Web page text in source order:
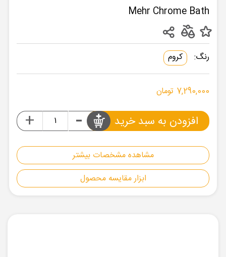
Mehr Chrome Bath
مشاهده مشخصات بیشتر
ابزار مقایسه محصول
رنگ: کروم
7,290,000 تومان
-
+ افزودن به سبد خرید